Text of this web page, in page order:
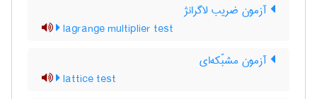
آزمون ضریب لاگرانژ
lagrange multiplier test
آزمون مشبّکه‌ای
lattice test